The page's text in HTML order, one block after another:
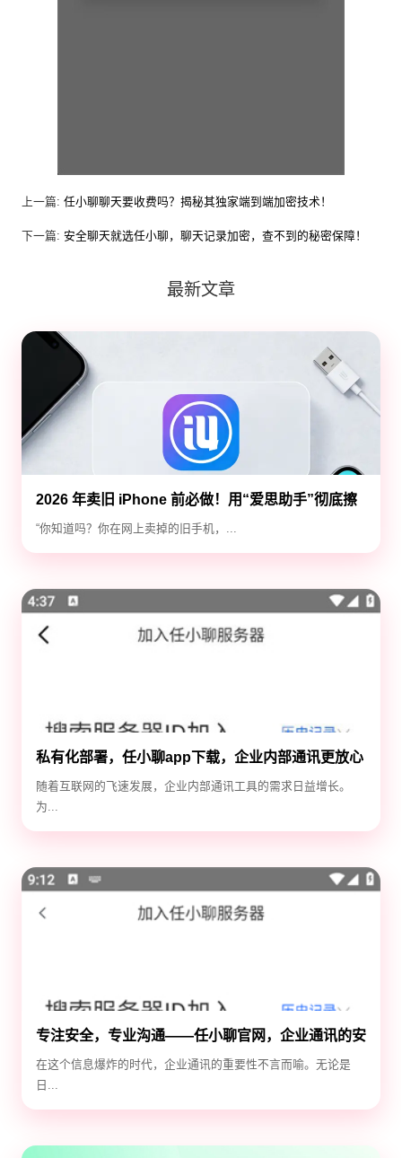
上一篇: 任小聊聊天要收费吗？揭秘其独家端到端加密技术！
下一篇: 安全聊天就选任小聊，聊天记录加密，查不到的秘密保障！
最新文章
2026 年卖旧 iPhone 前必做！用“爱思助手”彻底擦
除隐私，防止数据泄露
“你知道吗？你在网上卖掉的旧手机，...
私有化部署，任小聊app下载，企业内部通讯更放心
随着互联网的飞速发展，企业内部通讯工具的需求日益增长。
为...
专注安全，专业沟通——任小聊官网，企业通讯的安
全守护神
在这个信息爆炸的时代，企业通讯的重要性不言而喻。无论是
日...